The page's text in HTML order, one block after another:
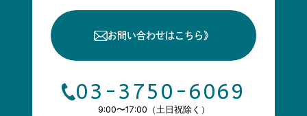
お問い合わせはこちら 》
03-3750-6069
9:00〜17:00（土日祝除く）